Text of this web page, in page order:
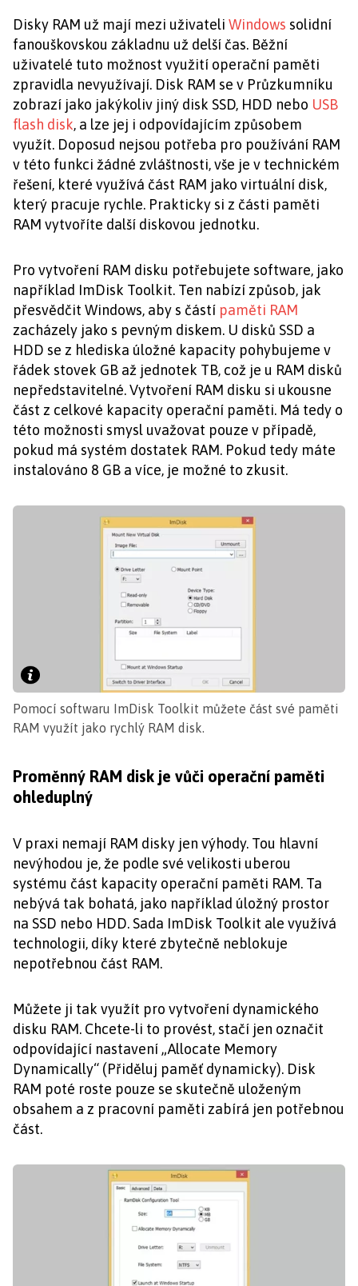
Disky RAM už mají mezi uživateli Windows solidní
fanouškovskou základnu už delší čas. Běžní
uživatelé tuto možnost využití operační paměti
zpravidla nevyužívají. Disk RAM se v Průzkumníku
zobrazí jako jakýkoliv jiný disk SSD, HDD nebo USB
flash disk, a lze jej i odpovídajícím způsobem
využít. Doposud nejsou potřeba pro používání RAM
v této funkci žádné zvláštnosti, vše je v technickém
řešení, které využívá část RAM jako virtuální disk,
který pracuje rychle. Prakticky si z části paměti
RAM vytvoříte další diskovou jednotku.
Pro vytvoření RAM disku potřebujete software, jako
například ImDisk Toolkit. Ten nabízí způsob, jak
přesvědčit Windows, aby s částí paměti RAM
zacházely jako s pevným diskem. U disků SSD a
HDD se z hlediska úložné kapacity pohybujeme v
řádek stovek GB až jednotek TB, což je u RAM disků
nepředstavitelné. Vytvoření RAM disku si ukousne
část z celkové kapacity operační paměti. Má tedy o
této možnosti smysl uvažovat pouze v případě,
pokud má systém dostatek RAM. Pokud tedy máte
instalováno 8 GB a více, je možné to zkusit.
Pomocí softwaru ImDisk Toolkit můžete část své paměti
RAM využít jako rychlý RAM disk.
Proměnný RAM disk je vůči operační paměti
ohleduplný
V praxi nemají RAM disky jen výhody. Tou hlavní
nevýhodou je, že podle své velikosti uberou
systému část kapacity operační paměti RAM. Ta
nebývá tak bohatá, jako například úložný prostor
na SSD nebo HDD. Sada ImDisk Toolkit ale využívá
technologii, díky které zbytečně neblokuje
nepotřebnou část RAM.
Můžete ji tak využít pro vytvoření dynamického
disku RAM. Chcete-li to provést, stačí jen označit
odpovídající nastavení „Allocate Memory
Dynamically“ (Přiděluj paměť dynamicky). Disk
RAM poté roste pouze se skutečně uloženým
obsahem a z pracovní paměti zabírá jen potřebnou
část.